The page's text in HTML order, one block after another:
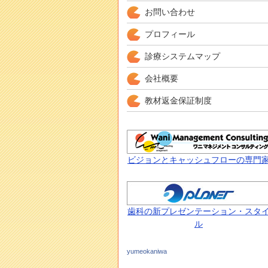
お問い合わせ
プロフィール
診療システムマップ
会社概要
教材返金保証制度
ビジョンとキャッシュフローの専門
歯科の新プレゼンテーション・スタ
ル
yumeokaniwa